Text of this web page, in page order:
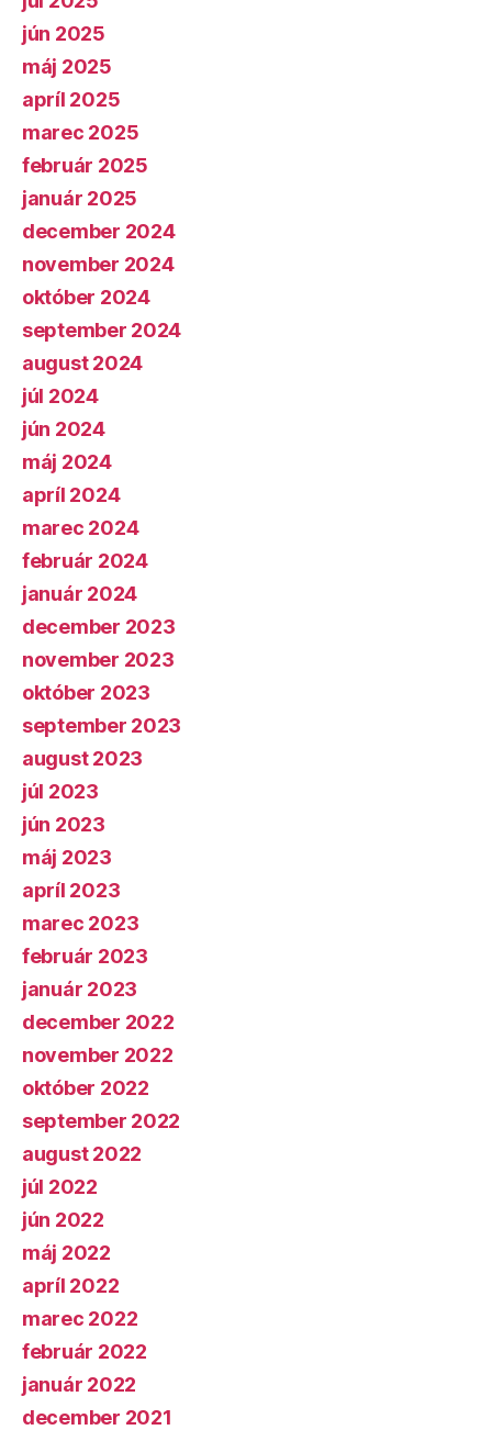
jún 2025
máj 2025
apríl 2025
marec 2025
február 2025
január 2025
december 2024
november 2024
október 2024
september 2024
august 2024
júl 2024
jún 2024
máj 2024
apríl 2024
marec 2024
február 2024
január 2024
december 2023
november 2023
október 2023
september 2023
august 2023
júl 2023
jún 2023
máj 2023
apríl 2023
marec 2023
február 2023
január 2023
december 2022
november 2022
október 2022
september 2022
august 2022
júl 2022
jún 2022
máj 2022
apríl 2022
marec 2022
február 2022
január 2022
december 2021